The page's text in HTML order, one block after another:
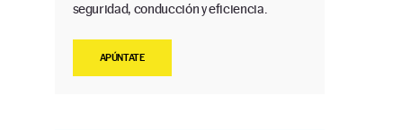
seguridad, conducción y eficiencia.
APÚNTATE